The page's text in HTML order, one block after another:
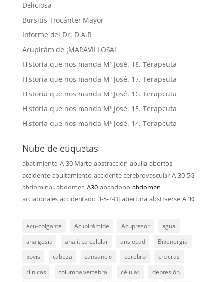
Deliciosa
Bursitis Trocánter Mayor
Informe del Dr. D.A.R
Acupirámide ¡MARAVILLOSA!
Historia que nos manda Mª José. 18. Terapeuta
Historia que nos manda Mª José. 17. Terapeuta
Historia que nos manda Mª José. 16. Terapeuta
Historia que nos manda Mª José. 15. Terapeuta
Historia que nos manda Mª José. 14. Terapeuta
Nube de etiquetas
abatimiento A-30 Marte abstracción abulia abortos
accidente abultamiento accidente cerebrovascular A-30 5G
abdominal. abdomen A30 abandono abdomen
acciatonales accidentado 3-5-7-DJ abertura abstraerse A 30
Acu-colgante Acupirámide Acupresor
agua
analgesia
analítica celular ansiedad
Bioenergía
bovis
cabeza cansancio cerebro
chacras
clínicas
columna vertebral células
depresión